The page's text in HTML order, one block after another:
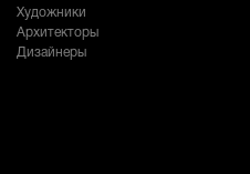
Художники
Архитекторы
Дизайнеры